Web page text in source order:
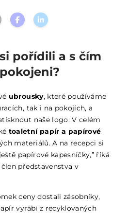
pořídili a s čím
ubrousky, které používáme
tak i na pokojích, a
naše logo. V celém
toaletní papír a papírové
materiálů. A na recepci si
papírové kapesníčky,” říká
představenstva v
ceny dostali zásobníky,
vyrábí z recyklovaných